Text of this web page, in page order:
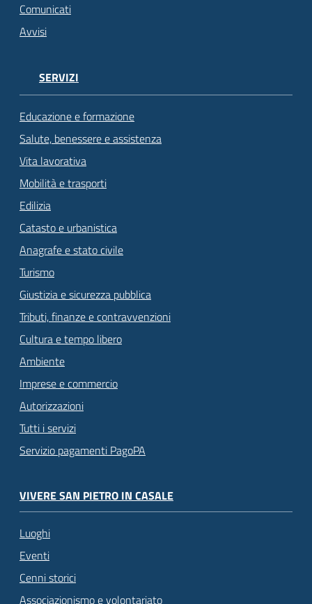
Comunicati
Avvisi
SERVIZI
Educazione e formazione
Salute, benessere e assistenza
Vita lavorativa
Mobilità e trasporti
Edilizia
Catasto e urbanistica
Anagrafe e stato civile
Turismo
Giustizia e sicurezza pubblica
Tributi, finanze e contravvenzioni
Cultura e tempo libero
Ambiente
Imprese e commercio
Autorizzazioni
Tutti i servizi
Servizio pagamenti PagoPA
VIVERE SAN PIETRO IN CASALE
Luoghi
Eventi
Cenni storici
Associazionismo e volontariato